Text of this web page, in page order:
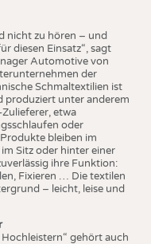
nicht zu hören – und
diesen Einsatz“, sagt
Automotive von
der
Schmaltextilien ist
produziert unter anderem
etwa
oder
bleiben im
Sitz oder hinter einer
ihre Funktion:
Fixieren … Die textilen
– leicht, leise und
gehört auch